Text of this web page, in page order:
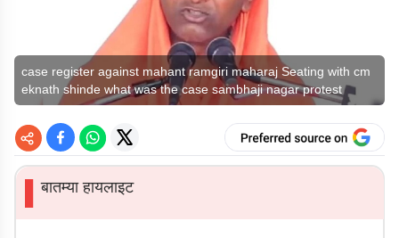
case register against mahant ramgiri maharaj Seating with cm
eknath shinde what was the case sambhaji nagar protest
▌बातम्या हायलाइट